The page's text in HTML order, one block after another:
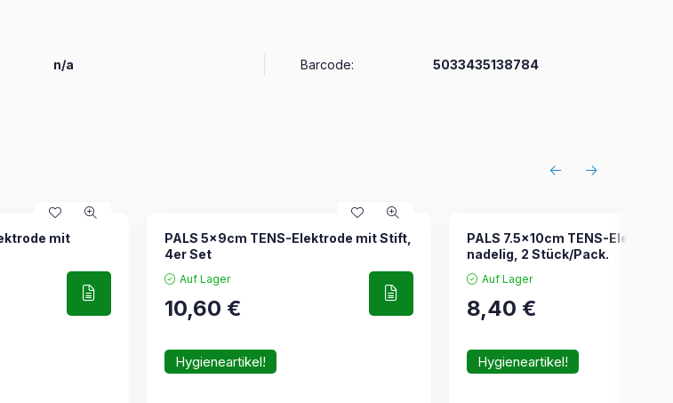
n/a Barcode:
5033435138784
mit
PALS 5x9cm TENS-Elektrode mit Stift,
4er Set
Auf Lager
10,60 €
Hygieneartikel!
PALS 7.5x10cm TENS-
nadelig, 2 Stück/Pack.
Auf Lager
8,40 €
Hygieneartikel!